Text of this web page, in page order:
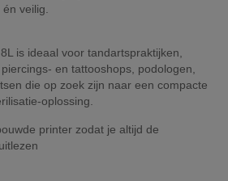
veilig.
is ideaal voor tandartspraktijken,
en tattooshops, podologen,
die op zoek zijn naar een compacte
oplossing.
printer zodat je altijd de